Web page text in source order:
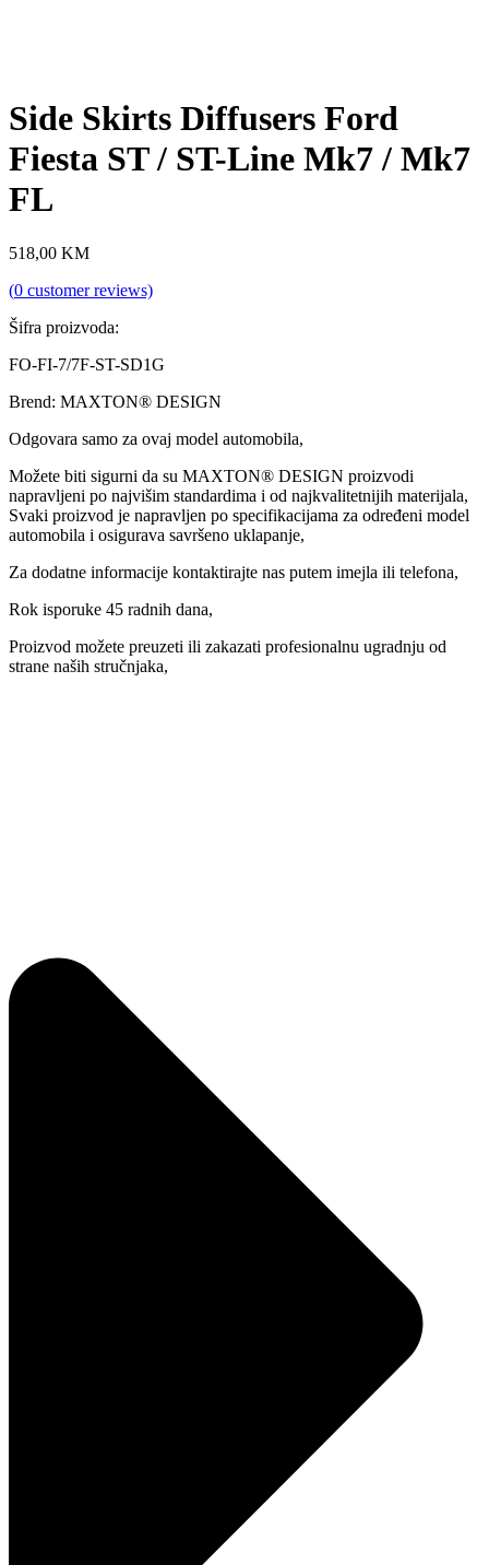
Side Skirts Diffusers Ford
Fiesta ST / ST-Line Mk7 / Mk7
FL
518,00 KM
(0 customer reviews)
Šifra proizvoda:
FO-FI-7/7F-ST-SD1G
Brend: MAXTON® DESIGN
Odgovara samo za ovaj model automobila,
Možete biti sigurni da su MAXTON® DESIGN proizvodi
napravljeni po najvišim standardima i od najkvalitetnijih materijala,
Svaki proizvod je napravljen po specifikacijama za određeni model
automobila i osigurava savršeno uklapanje,
Za dodatne informacije kontaktirajte nas putem imejla ili telefona,
Rok isporuke 45 radnih dana,
Proizvod možete preuzeti ili zakazati profesionalnu ugradnju od
strane naših stručnjaka,